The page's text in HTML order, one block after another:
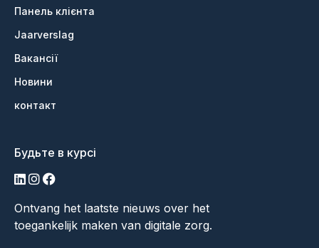
Панель клієнта
Jaarverslag
Вакансії
Новини
контакт
Будьте в курсі
LinkedIn
Інстаграм
Фейсбук
Ontvang het laatste nieuws over het
toegankelijk maken van digitale zorg.